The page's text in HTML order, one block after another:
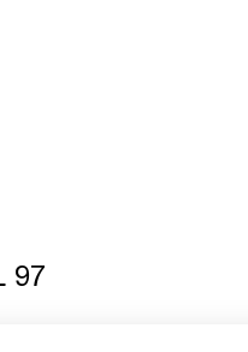
97